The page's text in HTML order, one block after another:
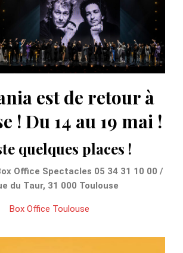
est de retour à
! Du 14 au 19 mai !
quelques places !
Office Spectacles 05 34 31 10 00 /
du Taur, 31 000 Toulouse
Box Office Toulouse